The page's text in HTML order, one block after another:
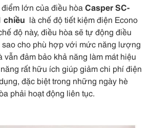
lớn của điều hòa Casper SC-
chiều là chế độ tiết kiệm điện Econo
độ này, điều hòa sẽ tự động điều
sao cho phù hợp với mức năng lượng
vẫn đảm bảo khả năng làm mát hiệu
rất hữu ích giúp giảm chi phí điện
đặc biệt trong những ngày hè
phải hoạt động liên tục.